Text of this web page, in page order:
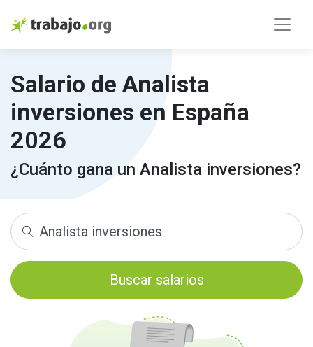
Salario de Analista
inversiones en España
2026
¿Cuánto gana un Analista inversiones?
Buscar salarios